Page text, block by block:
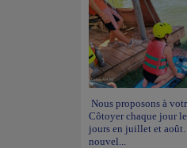
Nous proposons à
Côtoyer chaque
jours en juillet et août.
nouvel...